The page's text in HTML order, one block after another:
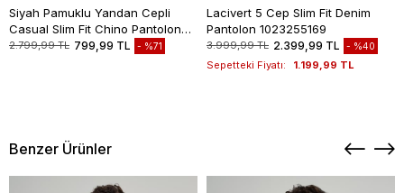
Siyah Pamuklu Yandan Cepli
Casual Slim Fit Chino Pantolon
1003235117
2.799,99 TL 799,99 TL %71
Lacivert 5 Cep Slim Fit Denim
Pantolon 1023255169
3.999,99 TL 2.399,99 TL %40
Sepetteki Fiyatı: 1.199,99 TL
Benzer Ürünler